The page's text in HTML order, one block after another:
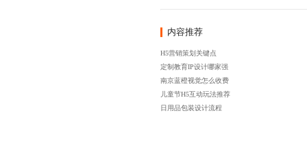
内容推荐
H5营销策划关键点
定制教育IP设计哪家强
南京蓝橙视觉怎么收费
儿童节H5互动玩法推荐
日用品包装设计流程